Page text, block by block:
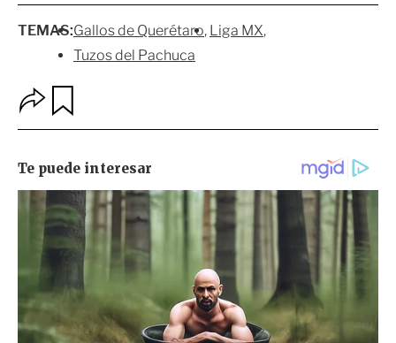
TEMAS:Gallos de Querétaro Liga MX
Tuzos del Pachuca
p
i
o
n
e
s
d
r
d
a
r